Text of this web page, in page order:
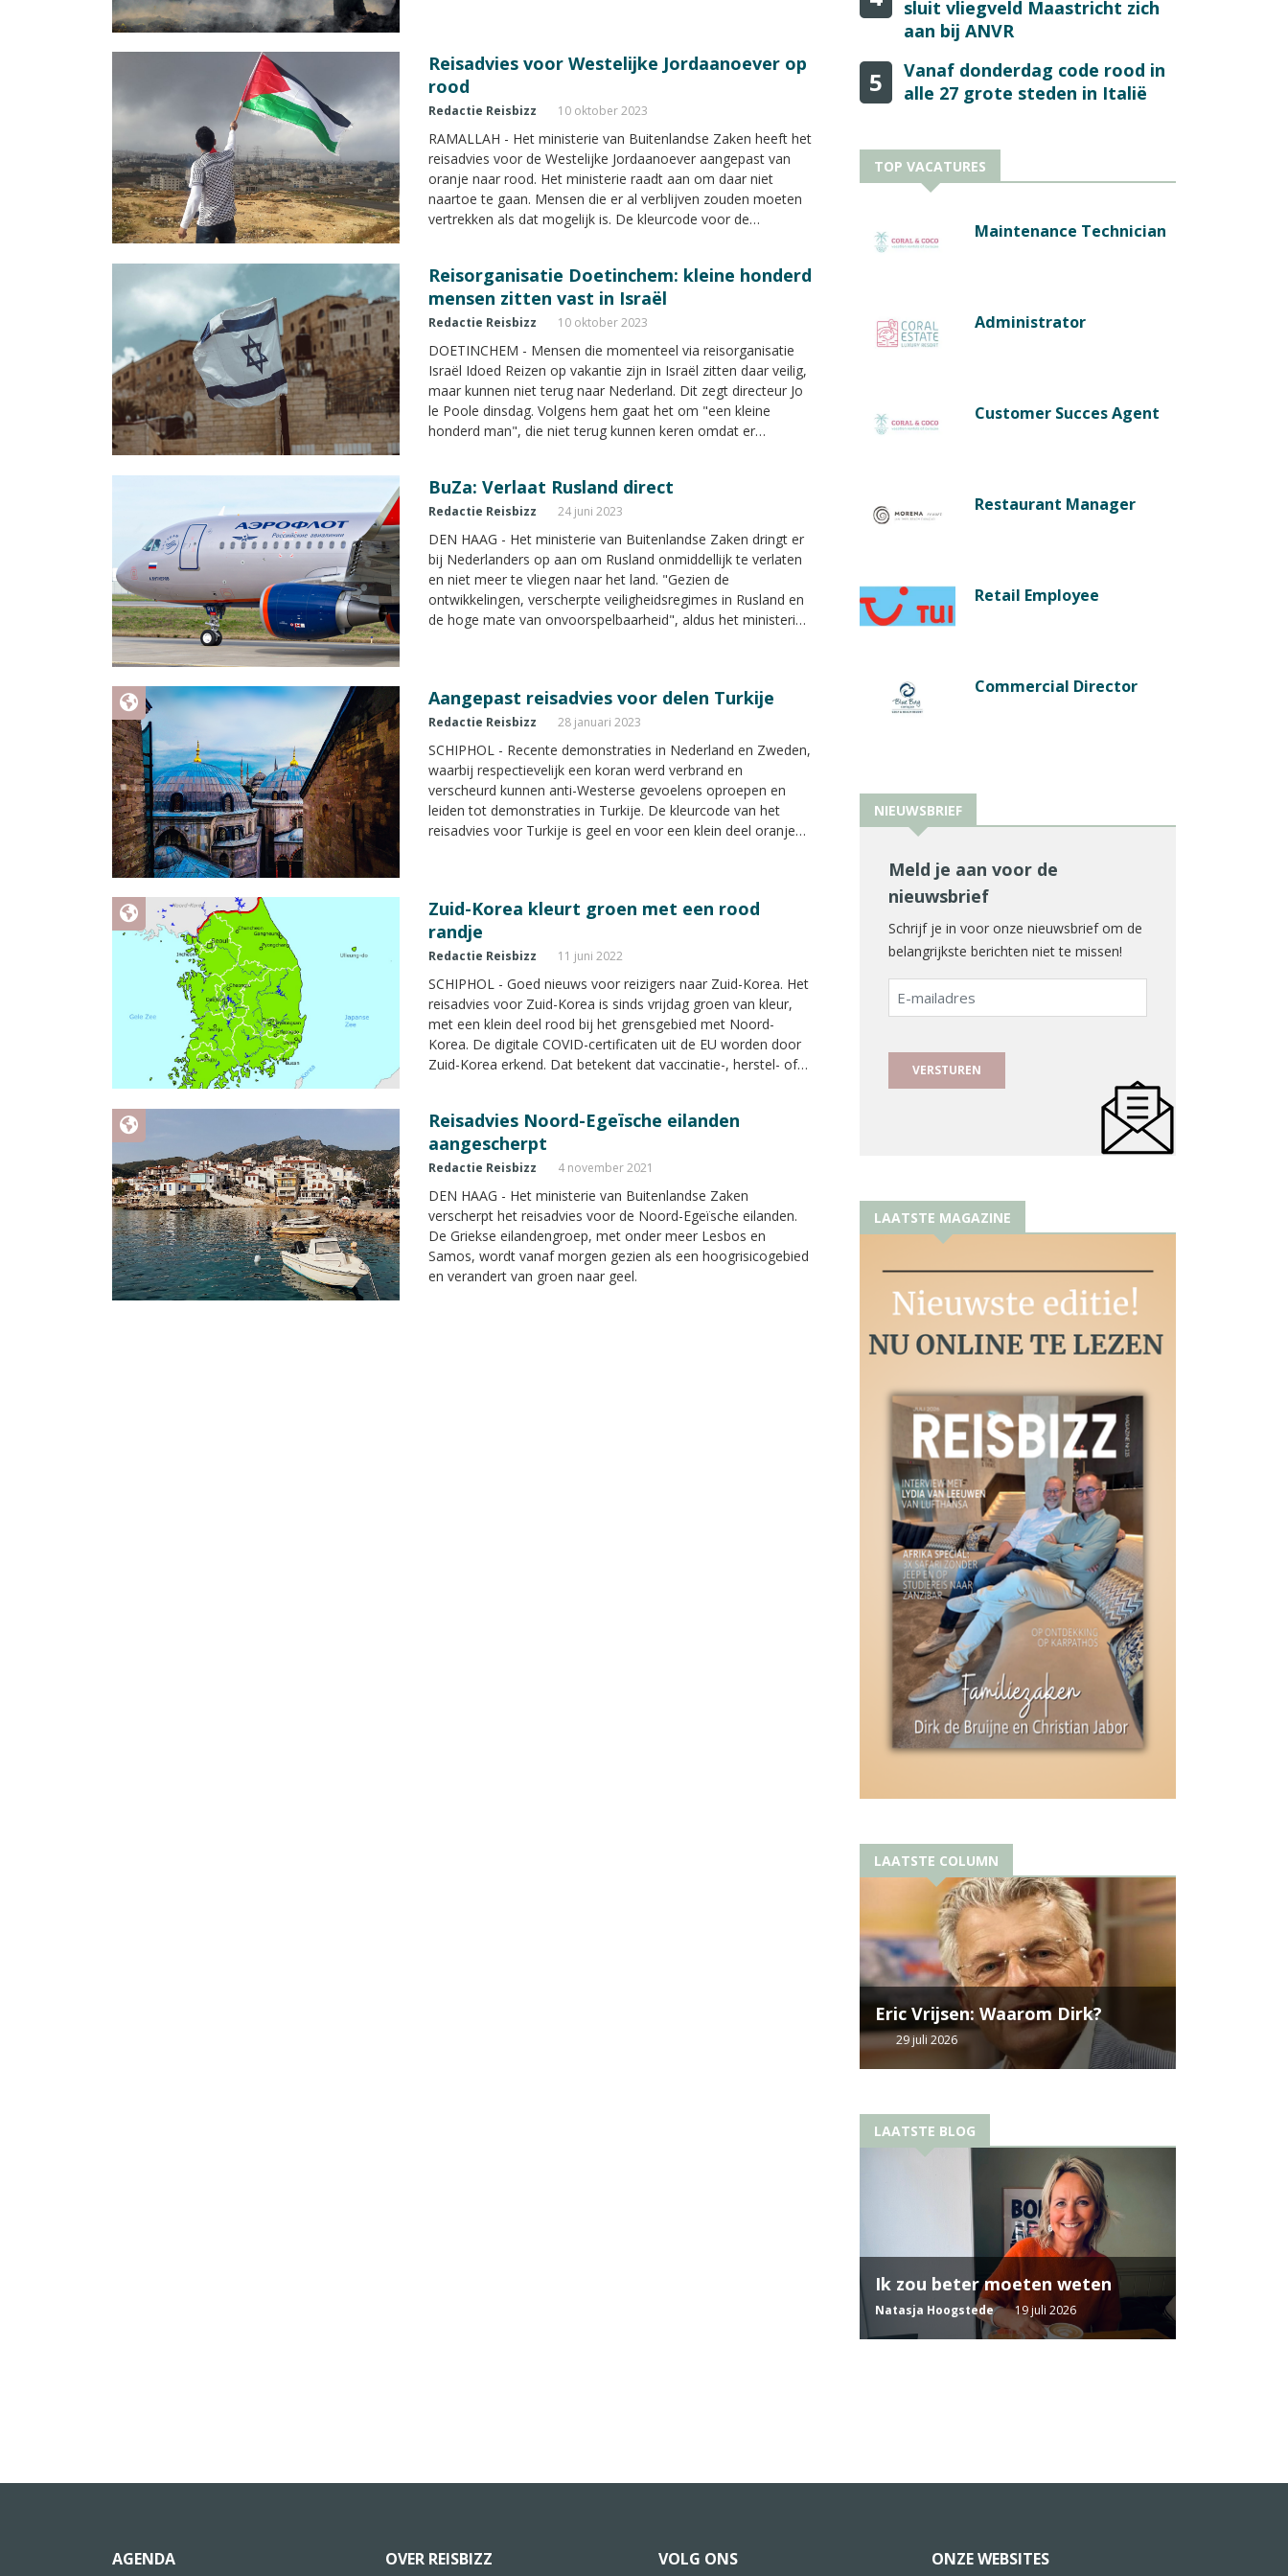
Reisadvies voor Westelijke Jordaanoever op
rood
Redactie Reisbizz 10 oktober 2023
RAMALLAH - Het ministerie van Buitenlandse Zaken heeft het
reisadvies voor de Westelijke Jordaanoever aangepast van
oranje naar rood. Het ministerie raadt aan om daar niet
naartoe te gaan. Mensen die er al verblijven zouden moeten
vertrekken als dat mogelijk is. De kleurcode voor de
Reisorganisatie Doetinchem: kleine honderd
mensen zitten vast in Israël
Redactie Reisbizz 10 oktober 2023
DOETINCHEM - Mensen die momenteel via reisorganisatie
Israël Idoed Reizen op vakantie zijn in Israël zitten daar veilig,
maar kunnen niet terug naar Nederland. Dit zegt directeur Jo
le Poole dinsdag. Volgens hem gaat het om "een kleine
honderd man", die niet terug kunnen keren omdat er
BuZa: Verlaat Rusland direct
Redactie Reisbizz 24 juni 2023
DEN HAAG - Het ministerie van Buitenlandse Zaken dringt er
bij Nederlanders op aan om Rusland onmiddellijk te verlaten
en niet meer te vliegen naar het land. "Gezien de
ontwikkelingen, verscherpte veiligheidsregimes in Rusland en
de hoge mate van onvoorspelbaarheid", aldus het ministerie.
Aangepast reisadvies voor delen Turkije
Redactie Reisbizz 28 januari 2023
SCHIPHOL - Recente demonstraties in Nederland en Zweden,
waarbij respectievelijk een koran werd verbrand en
verscheurd kunnen anti-Westerse gevoelens oproepen en
leiden tot demonstraties in Turkije. De kleurcode van het
reisadvies voor Turkije is geel en voor een klein deel oranje
Zuid-Korea kleurt groen met een rood
randje
Redactie Reisbizz 11 juni 2022
SCHIPHOL - Goed nieuws voor reizigers naar Zuid-Korea. Het
reisadvies voor Zuid-Korea is sinds vrijdag groen van kleur,
met een klein deel rood bij het grensgebied met Noord-
Korea. De digitale COVID-certificaten uit de EU worden door
Zuid-Korea erkend. Dat betekent dat vaccinatie-, herstel- of
Reisadvies Noord-Egeïsche eilanden
aangescherpt
Redactie Reisbizz 4 november 2021
DEN HAAG - Het ministerie van Buitenlandse Zaken
verscherpt het reisadvies voor de Noord-Egeïsche eilanden.
De Griekse eilandengroep, met onder meer Lesbos en
Samos, wordt vanaf morgen gezien als een hoogrisicogebied
en verandert van groen naar geel.
sluit vliegveld Maastricht zich
aan bij ANVR
5
Vanaf donderdag code rood in
alle 27 grote steden in Italië
TOP VACATURES
Maintenance Technician
Administrator
Customer Succes Agent
Restaurant Manager
Retail Employee
Commercial Director
NIEUWSBRIEF
Meld je aan voor de
nieuwsbrief
Schrijf je in voor onze nieuwsbrief om de
belangrijkste berichten niet te missen!
E-
mailadres
LAATSTE MAGAZINE
LAATSTE COLUMN
Eric Vrijsen: Waarom Dirk?
29 juli 2026
LAATSTE BLOG
Ik zou beter moeten weten
Natasja Hoogstede 19 juli 2026
AGENDA OVER REISBIZZ VOLG ONS ONZE WEBSITES